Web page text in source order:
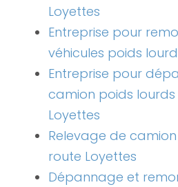
Loyettes
Entreprise pour
véhicules poids
Entreprise pour
camion poids
Loyettes
Relevage de
route Loyettes
Dépannage et